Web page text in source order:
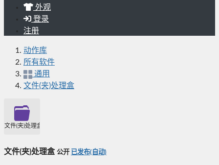
外观
登录
注册
动作库
所有软件
通用
文件(夹)处理盒
文件(夹)处理盒
文件(夹)处理盒 公开 已发布(自动)